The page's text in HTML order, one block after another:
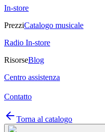
In-store
PrezziCatalogo musicale
Radio In-store
RisorseBlog
Centro assistenza
Contatto
Torna al catalogo